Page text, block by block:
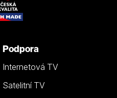
Podpora
Internetová TV
Satelitní TV